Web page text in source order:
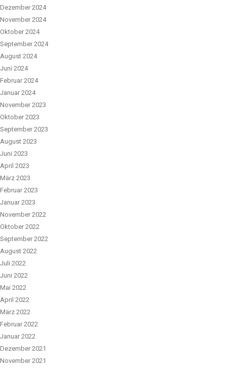
Dezember 2024
November 2024
Oktober 2024
September 2024
August 2024
Juni 2024
Februar 2024
Januar 2024
November 2023
Oktober 2023
September 2023
August 2023
Juni 2023
April 2023
März 2023
Februar 2023
Januar 2023
November 2022
Oktober 2022
September 2022
August 2022
Juli 2022
Juni 2022
Mai 2022
April 2022
März 2022
Februar 2022
Januar 2022
Dezember 2021
November 2021